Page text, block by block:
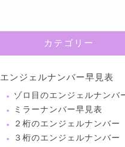
カテゴリー
エンジェルナンバー早見表
ゾロ目のエンジェルナンバ
ミラーナンバー早見表
２桁のエンジェルナンバー
３桁のエンジェルナンバー